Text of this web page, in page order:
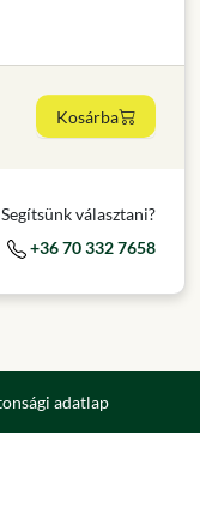
Kosárba
választani?
+36 70 332 7658
adatlap